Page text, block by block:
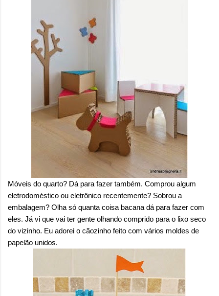
Móveis do quarto? Dá para fazer também. Comprou algum
eletrodoméstico ou eletrônico recentemente? Sobrou a
embalagem? Olha só quanta coisa bacana dá para fazer com
eles. Já vi que vai ter gente olhando comprido para o lixo seco
do vizinho. Eu adorei o cãozinho feito com vários moldes de
papelão unidos.